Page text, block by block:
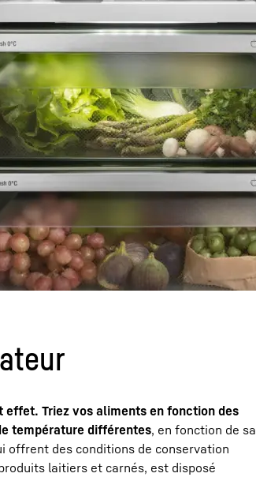
effet. Triez vos aliments en fonction des
température différentes, en fonction de sa
offrent des conditions de conservation
laitiers et carnés, est disposé